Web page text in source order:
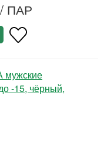
/ ПАР
мужские
-15, чёрный,